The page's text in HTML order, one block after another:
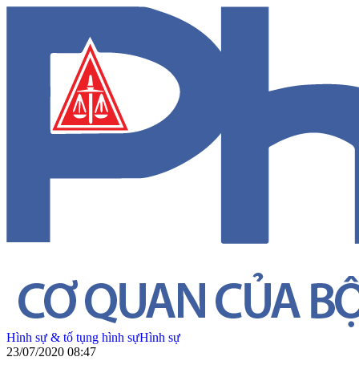
Hình sự & tố tụng hình sựHình sự
23/07/2020 08:47